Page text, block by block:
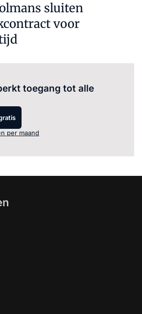
sluiten
voor
toegang tot alle
per maand